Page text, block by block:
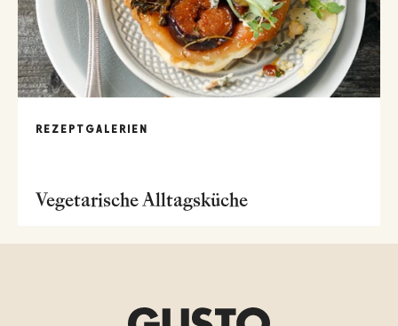
REZEPTGALERIEN
Vegetarische Alltagsküche